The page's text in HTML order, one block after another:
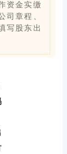
资金实缴
司章程、
写股东出